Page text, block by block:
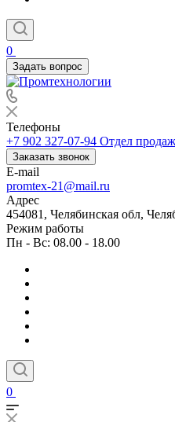
0
Задать вопрос
Телефоны
+7 902 327-07-94 Отдел продаж
Заказать звонок
E-mail
promtex-21@mail.ru
Адрес
454081, Челябинская обл,
Режим работы
Пн - Вс: 08.00 - 18.00
0